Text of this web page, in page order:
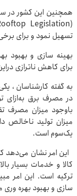
تسهیل نمود و برای
بهینه سازی و بهبود
برای کاهش ناترازی
به گفته کارشناسان ،
باوجود میزان مصرف
میزان تولید ناخالص
یک‌سوم است.
این امر نشان می‌دهد
کالا و خدمات بسیار
ترکیه است. این امر
سازی و بهبود بهره